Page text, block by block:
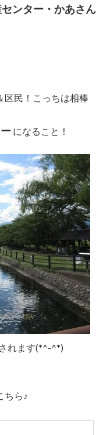
ンター・かあさん
区民！こっちは相棒
になること！
れます(*^-^*)
ちら♪